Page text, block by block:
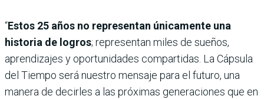
“Estos 25 años no representan únicamente una
historia de logros; representan miles de sueños,
aprendizajes y oportunidades compartidas. La Cápsula
del Tiempo será nuestro mensaje para el futuro, una
manera de decirles a las próximas generaciones que en